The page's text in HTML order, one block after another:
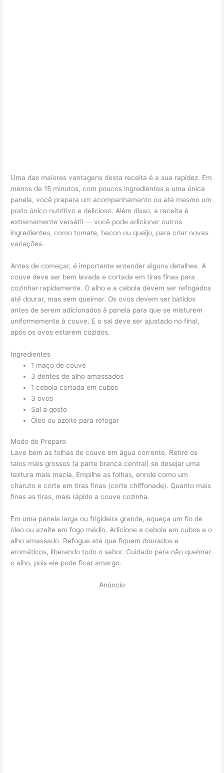
Uma das maiores vantagens desta receita é a sua rapidez. Em
menos de 15 minutos, com poucos ingredientes e uma única
panela, você prepara um acompanhamento ou até mesmo um
prato único nutritivo e delicioso. Além disso, a receita é
extremamente versátil — você pode adicionar outros
ingredientes, como tomate, bacon ou queijo, para criar novas
variações.
Antes de começar, é importante entender alguns detalhes. A
couve deve ser bem lavada e cortada em tiras finas para
cozinhar rapidamente. O alho e a cebola devem ser refogados
até dourar, mas sem queimar. Os ovos devem ser batidos
antes de serem adicionados à panela para que se misturem
uniformemente à couve. E o sal deve ser ajustado no final,
após os ovos estarem cozidos.
Ingredientes
1 maço de couve
3 dentes de alho amassados
1 cebola cortada em cubos
3 ovos
Sal a gosto
Óleo ou azeite para refogar
Modo de Preparo
Lave bem as folhas de couve em água corrente. Retire os
talos mais grossos (a parte branca central) se desejar uma
textura mais macia. Empilhe as folhas, enrole como um
charuto e corte em tiras finas (corte chiffonade). Quanto mais
finas as tiras, mais rápido a couve cozinha.
Em uma panela larga ou frigideira grande, aqueça um fio de
óleo ou azeite em fogo médio. Adicione a cebola em cubos e o
alho amassado. Refogue até que fiquem dourados e
aromáticos, liberando todo o sabor. Cuidado para não queimar
o alho, pois ele pode ficar amargo.
Anúncio